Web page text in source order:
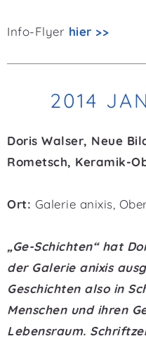
Info-Flyer hier >>
2014
Doris Walser, Neue
Rometsch, Keramik-
Ort: Galerie anixis,
„Ge-Schichten“ hat
der Galerie anixis
Geschichten also in
Menschen und ihren
Lebensraum.